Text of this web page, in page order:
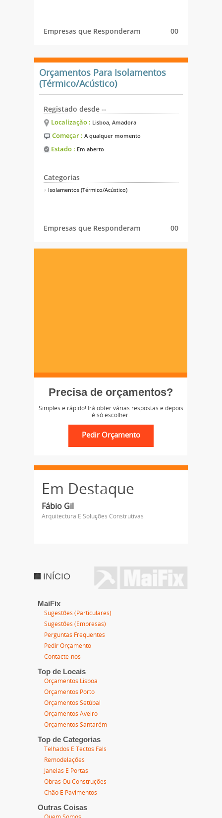
Empresas que Responderam 00
Orçamentos Para Isolamentos
(Térmico/Acústico)
Registado desde --
Localização : Lisboa, Amadora
Começar : A qualquer momento
Estado : Em aberto
Categorias
Isolamentos (Térmico/Acústico)
Empresas que Responderam 00
Precisa de orçamentos?
Simples e rápido! Irá obter várias respostas e depois
é só escolher.
Em Destaque
Fábio Gil
Arquitectura E Soluções Construtivas
INÍCIO
MaiFix
Sugestões (Particulares)
Sugestões (Empresas)
Perguntas Frequentes
Pedir Orçamento
Contacte-nos
Top de Locais
Orçamentos Lisboa
Orçamentos Porto
Orçamentos Setúbal
Orçamentos Aveiro
Orçamentos Santarém
Top de Categorias
Telhados E Tectos Fals
Remodelações
Janelas E Portas
Obras Ou Construções
Chão E Pavimentos
Outras Coisas